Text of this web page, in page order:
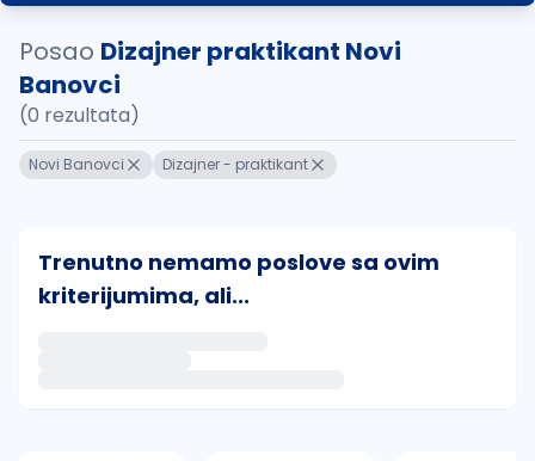
Posao Dizajner praktikant Novi
Banovci
(0 rezultata)
Novi Banovci Dizajner - praktikant
Trenutno nemamo poslove sa ovim
kriterijumima, ali...